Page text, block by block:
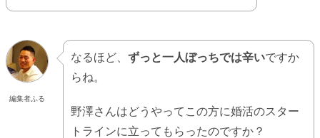
編集者ふる
なるほど、 ずっと一人ぼっちでは辛いですか
らね。
野澤さんはどうやってこの方に婚活のスター
トラインに立ってもらったのですか？